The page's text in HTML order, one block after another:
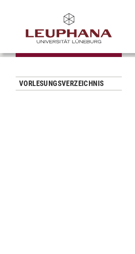
VORLESUNGSVERZEICHNIS